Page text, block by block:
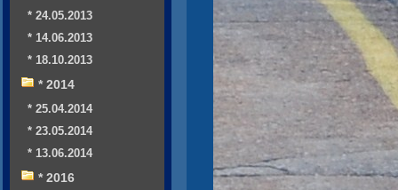
* 24.05.2013
* 14.06.2013
* 18.10.2013
* 2014
* 25.04.2014
* 23.05.2014
* 13.06.2014
* 2016